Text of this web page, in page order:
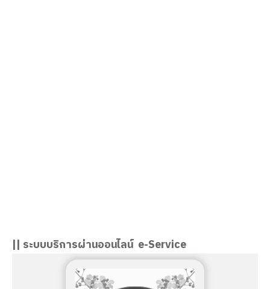
|| ระบบบริการผ่านออนไลน์ e-Service